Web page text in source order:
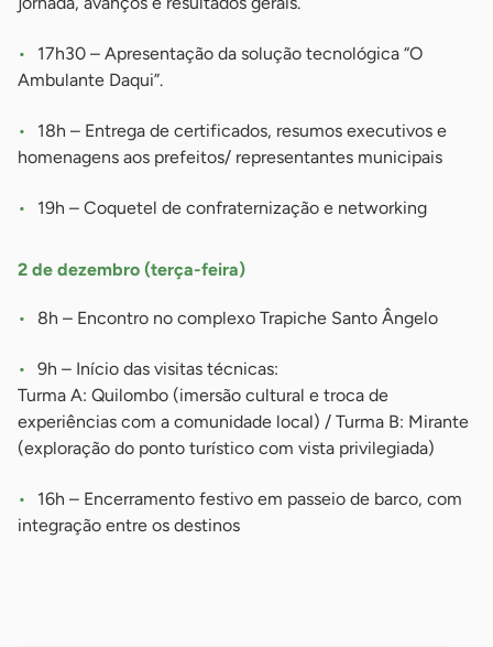
17h30 – Apresentação da solução tecnológica “O
Ambulante Daqui”.
18h – Entrega de certificados, resumos executivos e
homenagens aos prefeitos/ representantes municipais
19h – Coquetel de confraternização e networking
2 de dezembro (terça-feira)
8h – Encontro no complexo Trapiche Santo Ângelo
9h – Início das visitas técnicas:
Turma A: Quilombo (imersão cultural e troca de
experiências com a comunidade local) / Turma B: Mirante
(exploração do ponto turístico com vista privilegiada)
16h – Encerramento festivo em passeio de barco, com
integração entre os destinos